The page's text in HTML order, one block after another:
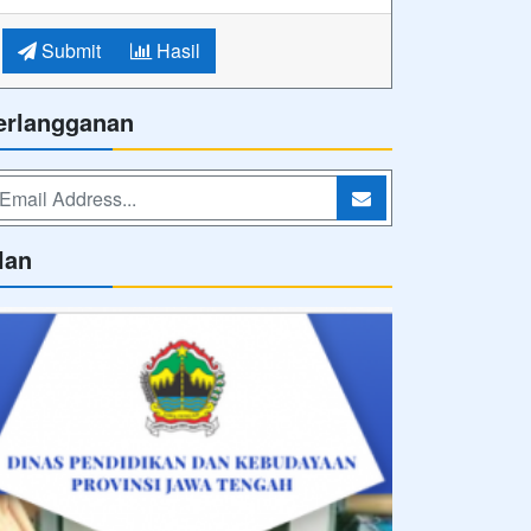
Submit Hasil